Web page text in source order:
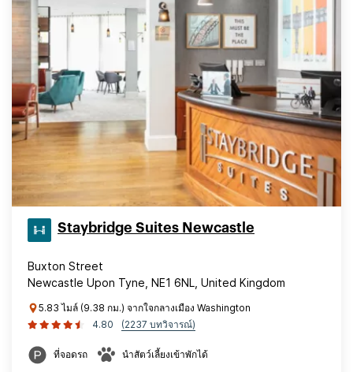
Staybridge Suites Newcastle
Buxton Street
Newcastle Upon Tyne, NE1 6NL, United Kingdom
5.83 ไมล์ (9.38 กม.) จากใจกลางเมือง Washington
4.80
(2237 บทวิจารณ์)
ที่จอดรถ นำสัตว์เลี้ยงเข้าพักได้